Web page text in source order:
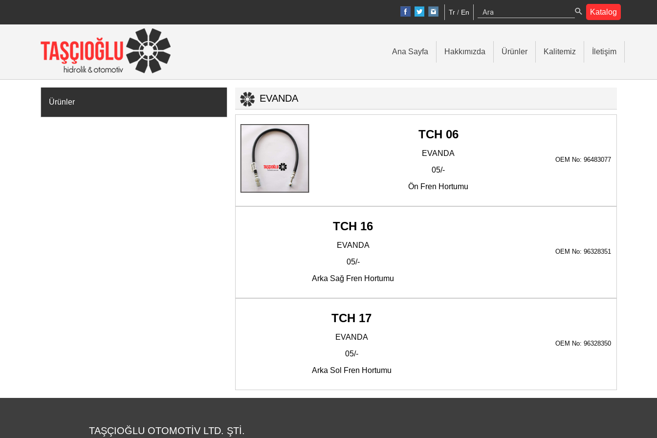
Tr / En Katalog
Ana Sayfa Hakkımızda Ürünler Kalitemiz İletişim
Ürünler EVANDA
TCH 06
EVANDA
05/-
Ön Fren Hortumu
OEM No: 96483077
TCH 16
EVANDA
05/-
Arka Sağ Fren Hortumu
OEM No: 96328351
TCH 17
EVANDA
05/-
Arka Sol Fren Hortumu
OEM No: 96328350
TAŞÇIOĞLU OTOMOTİV LTD. ŞTİ.